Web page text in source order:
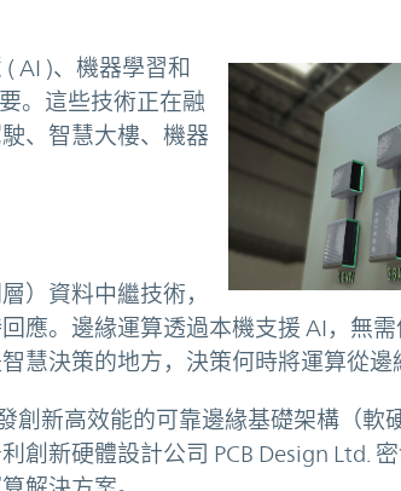
AI )、機器學習和
。這些技術正在融
、智慧大樓、機器
）資料中繼技術，
應。邊緣運算透過本機支援 AI，無
慧決策的地方，決策何時將運算從邊
創新高效能的可靠邊緣基礎架構（軟
創新硬體設計公司 PCB Design Ltd.